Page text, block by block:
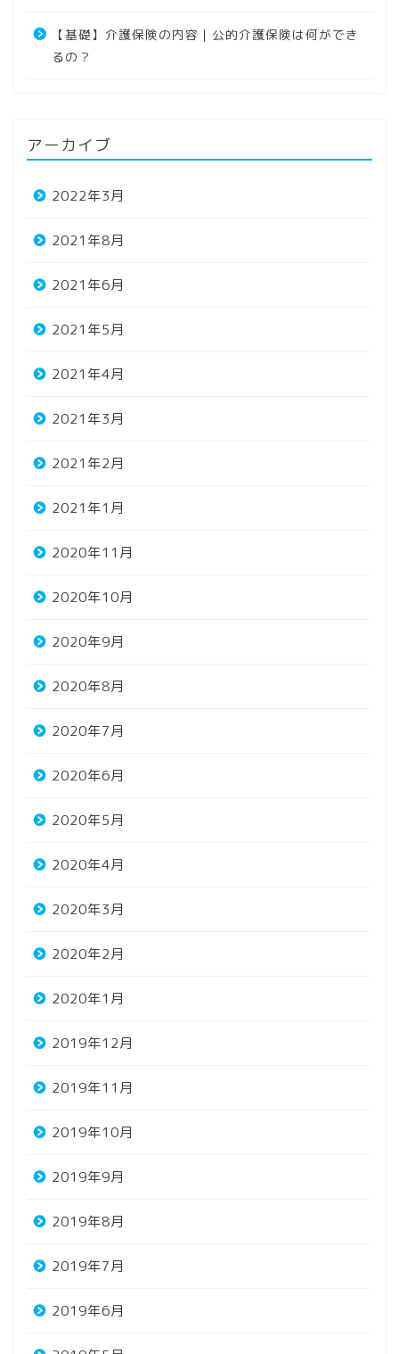
【基礎】介護保険の内容｜公的介護保険は何ができ
るの？
アーカイブ
2022年3月
2021年8月
2021年6月
2021年5月
2021年4月
2021年3月
2021年2月
2021年1月
2020年11月
2020年10月
2020年9月
2020年8月
2020年7月
2020年6月
2020年5月
2020年4月
2020年3月
2020年2月
2020年1月
2019年12月
2019年11月
2019年10月
2019年9月
2019年8月
2019年7月
2019年6月